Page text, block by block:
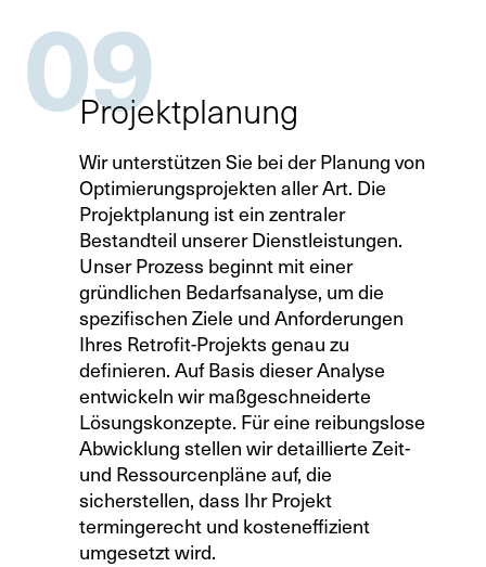
09
Projektplanung
Wir unterstützen Sie bei der Planung von
Optimierungsprojekten aller Art. Die
Projektplanung ist ein zentraler
Bestandteil unserer Dienstleistungen.
Unser Prozess beginnt mit einer
gründlichen Bedarfsanalyse, um die
spezifischen Ziele und Anforderungen
Ihres Retrofit-Projekts genau zu
definieren. Auf Basis dieser Analyse
entwickeln wir maßgeschneiderte
Lösungskonzepte. Für eine reibungslose
Abwicklung stellen wir detaillierte Zeit-
und Ressourcenpläne auf, die
sicherstellen, dass Ihr Projekt
termingerecht und kosteneffizient
umgesetzt wird.